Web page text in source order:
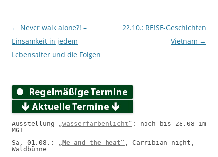
Beitragsnavigation
← Never walk alone?! –
Einsamkeit in jedem
Lebensalter und die Folgen
22.10.: RE!SE-Geschichten
Vietnam →
Ausstellung „wasserfarbenlicht“ : noch bis 28.08 im
MGT
Sa, 01.08.: „Me and the heat“ , Carribian night,
Waldbühne